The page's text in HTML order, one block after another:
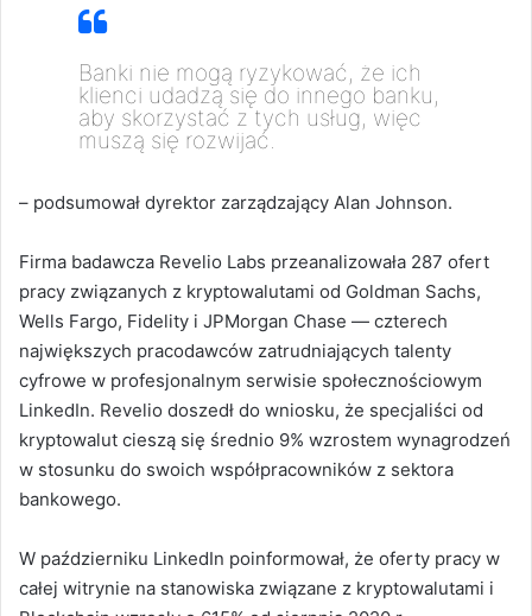
Banki nie mogą ryzykować, że ich
klienci udadzą się do innego banku,
aby skorzystać z tych usług, więc
muszą się rozwijać.
– podsumował dyrektor zarządzający Alan Johnson.
Firma badawcza Revelio Labs przeanalizowała 287 ofert
pracy związanych z kryptowalutami od Goldman Sachs,
Wells Fargo, Fidelity i JPMorgan Chase — czterech
największych pracodawców zatrudniających talenty
cyfrowe w profesjonalnym serwisie społecznościowym
LinkedIn. Revelio doszedł do wniosku, że specjaliści od
kryptowalut cieszą się średnio 9% wzrostem wynagrodzeń
w stosunku do swoich współpracowników z sektora
bankowego.
W październiku LinkedIn poinformował, że oferty pracy w
całej witrynie na stanowiska związane z kryptowalutami i